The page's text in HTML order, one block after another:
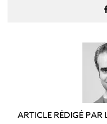
ARTICLE RÉDIGÉ PAR